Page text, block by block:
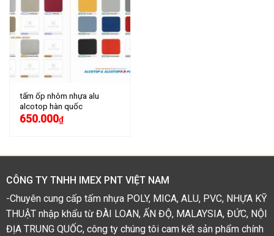
tấm ốp nhôm nhựa alu
alcotop hàn quốc
650.000₫
CÔNG TY TNHH IMEX PNT VIỆT NAM
-Chuyên cung cấp tấm nhựa POLY, MICA, ALU, PVC, NHỰA KỸ
THUẬT nhập khẩu từ ĐÀI LOAN, ẤN ĐỘ, MALAYSIA, ĐỨC, NỘI
ĐỊA TRUNG QUỐC, công ty chúng tôi cam kết sản phẩm chính